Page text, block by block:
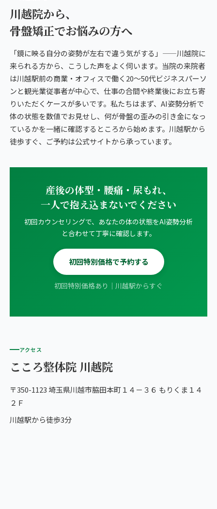
川越院から、
骨盤矯正でお悩みの方へ
「鏡に映る自分の姿勢が左右で違う気がする」——川越院に
来られる方から、こうした声をよく伺います。当院の来院者
は川越駅前の商業・オフィスで働く20〜50代ビジネスパーソ
ンと観光業従事者が中心で、仕事の合間や終業後にお立ち寄
りいただくケースが多いです。私たちはまず、AI姿勢分析で
体の状態を数値でお見せし、何が骨盤の歪みの引き金になっ
ているかを一緒に確認するところから始めます。川越駅から
徒歩すぐ、ご予約は公式サイトから承っています。
産後の体型・腰痛・尿もれ、
一人で抱え込まないでください
初回カウンセリングで、あなたの体の状態をAI姿勢分析
と合わせて丁寧に確認します。
初回特別価格で予約する
初回特別価格あり｜川越駅からすぐ
アクセス
こころ整体院 川越院
〒350-1123 埼玉県川越市脇田本町１４－３６ もりくま１４
２Ｆ
川越駅から徒歩3分